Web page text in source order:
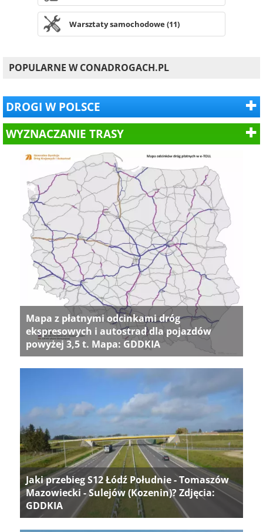
Warsztaty samochodowe (11)
POPULARNE W CONADROGACH.PL
DROGI W POLSCE
WYZNACZANIE TRASY
Mapa z płatnymi odcinkami dróg
ekspresowych i autostrad dla pojazdów
powyżej 3,5 t. Mapa: GDDKIA
Jaki przebieg S12 Łódź Południe - Tomaszów
Mazowiecki - Sulejów (Kozenin)? Zdjęcia:
GDDKIA